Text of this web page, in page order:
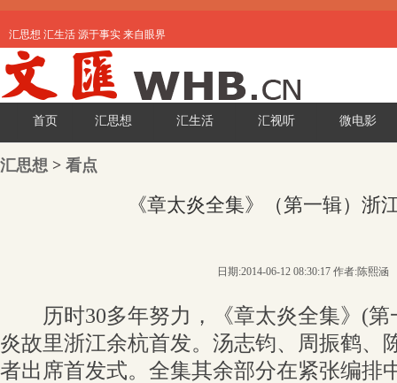
汇思想 汇生活 源于事实 来自眼界
首页 汇思想 汇生活 汇视听 微电影
汇思想 > 看点
《章太炎全集》（第一辑）浙
日期:2014-06-12 08:30:17 作者:陈熙涵
历时30多年努力，《章太炎全集》(第
炎故里浙江余杭首发。汤志钧、周振鹤、
者出席首发式。全集其余部分在紧张编排